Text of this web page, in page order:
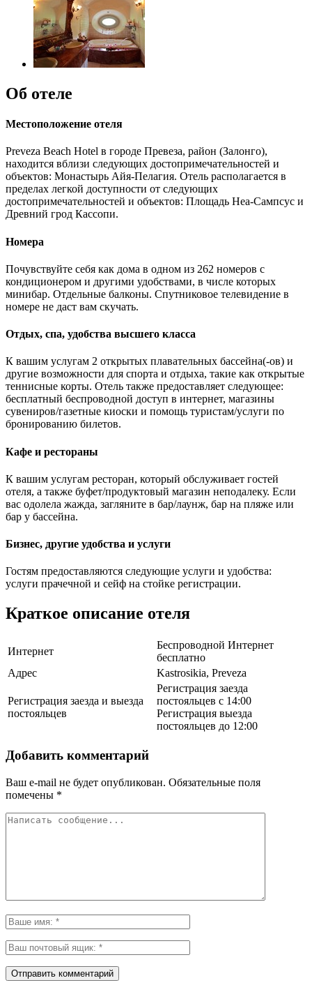
Об отеле
Местоположение отеля
Preveza Beach Hotel в городе Превеза, район (Залонго),
находится вблизи следующих достопримечательностей и
объектов: Монастырь Айя-Пелагия. Отель располагается в
пределах легкой доступности от следующих
достопримечательностей и объектов: Площадь Неа-Сампсус и
Древний грод Кассопи.
Номера
Почувствуйте себя как дома в одном из 262 номеров с
кондиционером и другими удобствами, в числе которых
минибар. Отдельные балконы. Спутниковое телевидение в
номере не даст вам скучать.
Отдых, спа, удобства высшего класса
К вашим услугам 2 открытых плавательных бассейна(-ов) и
другие возможности для спорта и отдыха, такие как открытые
теннисные корты. Отель также предоставляет следующее:
бесплатный беспроводной доступ в интернет, магазины
сувениров/газетные киоски и помощь туристам/услуги по
бронированию билетов.
Кафе и рестораны
К вашим услугам ресторан, который обслуживает гостей
отеля, а также буфет/продуктовый магазин неподалеку. Если
вас одолела жажда, загляните в бар/лаунж, бар на пляже или
бар у бассейна.
Бизнес, другие удобства и услуги
Гостям предоставляются следующие услуги и удобства:
услуги прачечной и сейф на стойке регистрации.
Краткое описание отеля
Интернет
Беспроводной Интернет
бесплатно
Адрес
Kastrosikia, Preveza
Регистрация заезда и выезда
постояльцев
Регистрация заезда
постояльцев с 14:00
Регистрация выезда
постояльцев до 12:00
Добавить комментарий
Ваш e-mail не будет опубликован. Обязательные поля
помечены *